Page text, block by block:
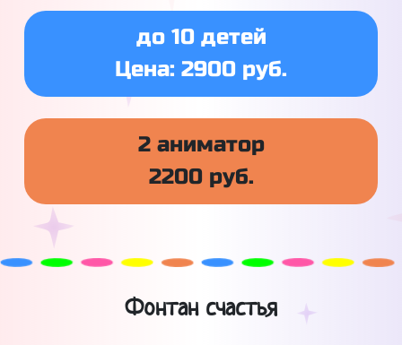
до 10 детей
Цена: 2900 руб.
2 аниматор
2200 руб.
Фонтан счастья